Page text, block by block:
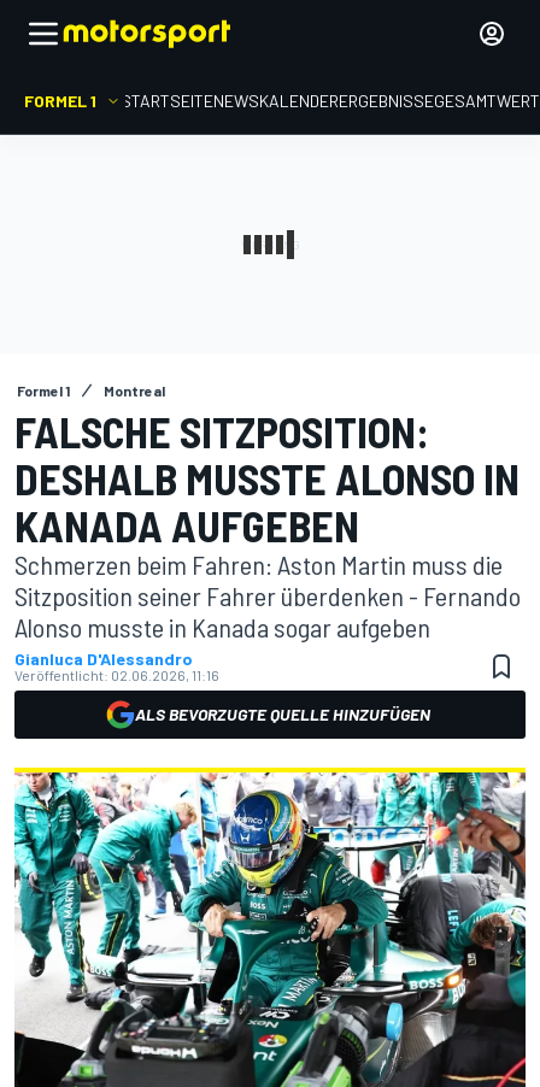
FORMEL 1 STARTSEITENEWSKALENDERERGEBNISSE
Formel 1 Montreal
FALSCHE SITZPOSITION:
DESHALB MUSSTE ALONSO IN
KANADA AUFGEBEN
Schmerzen beim Fahren: Aston Martin muss die
Sitzposition seiner Fahrer überdenken - Fernando
Alonso musste in Kanada sogar aufgeben
Gianluca D'Alessandro
Veröffentlicht: 02.06.2026, 11:16
ALS BEVORZUGTE QUELLE HINZUFÜGEN